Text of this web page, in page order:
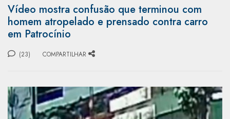
Vídeo mostra confusão que terminou com
homem atropelado e prensado contra carro
em Patrocínio
(23) COMPARTILHAR